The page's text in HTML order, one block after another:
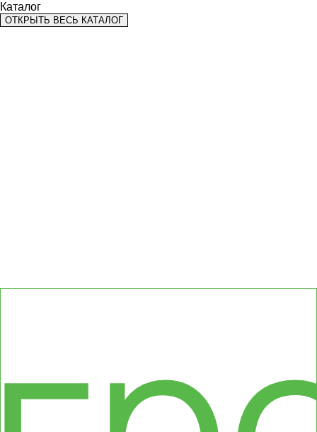
Каталог
ОТКРЫТЬ ВЕСЬ КАТАЛОГ